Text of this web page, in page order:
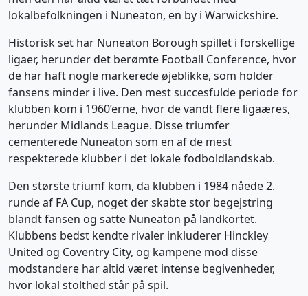
lokalbefolkningen i Nuneaton, en by i Warwickshire.
Historisk set har Nuneaton Borough spillet i forskellige
ligaer, herunder det berømte Football Conference, hvor
de har haft nogle markerede øjeblikke, som holder
fansens minder i live. Den mest succesfulde periode for
klubben kom i 1960’erne, hvor de vandt flere ligaæres,
herunder Midlands League. Disse triumfer
cementerede Nuneaton som en af de mest
respekterede klubber i det lokale fodboldlandskab.
Den største triumf kom, da klubben i 1984 nåede 2.
runde af FA Cup, noget der skabte stor begejstring
blandt fansen og satte Nuneaton på landkortet.
Klubbens bedst kendte rivaler inkluderer Hinckley
United og Coventry City, og kampene mod disse
modstandere har altid været intense begivenheder,
hvor lokal stolthed står på spil.